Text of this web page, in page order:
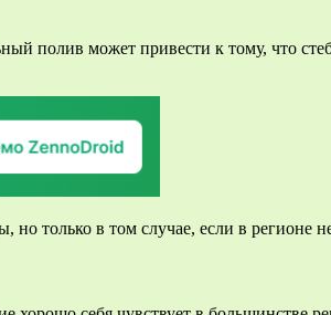
полив может привести к тому, что
только в том случае, если в регионе